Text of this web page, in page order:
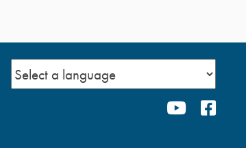
ጸሎት ጐይታ 1ይ ክፋል